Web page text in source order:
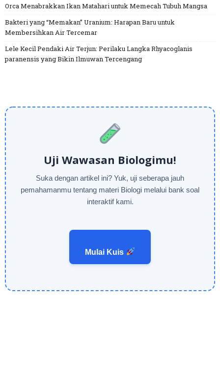
Orca Menabrakkan Ikan Matahari untuk Memecah Tubuh Mangsa
Bakteri yang “Memakan” Uranium: Harapan Baru untuk
Membersihkan Air Tercemar
Lele Kecil Pendaki Air Terjun: Perilaku Langka Rhyacoglanis
paranensis yang Bikin Ilmuwan Tercengang
Uji Wawasan Biologimu!
Suka dengan artikel ini? Yuk, uji seberapa jauh
pemahamanmu tentang materi Biologi melalui bank soal
interaktif kami.
Mulai Kuis